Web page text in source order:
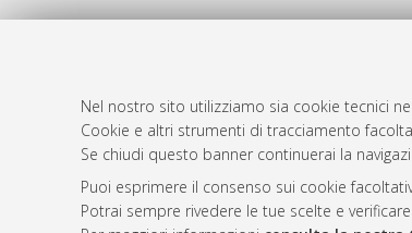
Nel nostro sito utilizziamo sia cookie tecnici
Cookie e altri strumenti di tracciamento
Se chiudi questo banner continuerai la
Puoi esprimere il consenso sui cookie
Potrai sempre rivedere le tue scelte e
Atom
Rss 1.0
Rss 2.0